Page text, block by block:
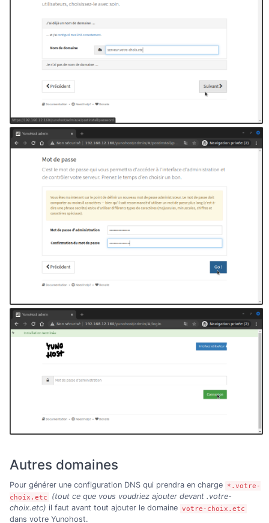
Autres domaines
Pour générer une configuration DNS qui prendra en charge
*.votre-
choix.etc
(tout ce que vous voudriez ajouter devant .votre-
choix.etc) il faut avant tout ajouter le domaine votre-choix.etc
dans votre Yunohost.